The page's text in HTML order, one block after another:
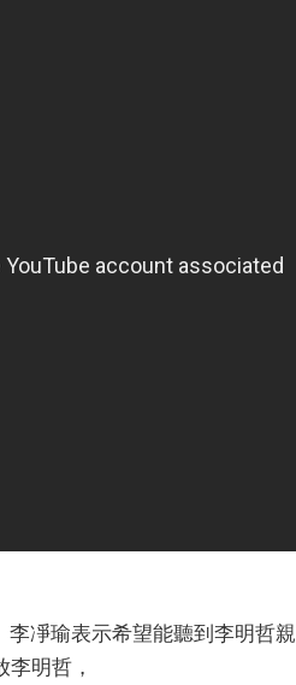
凈瑜表示希望能聽到李明哲
明哲，